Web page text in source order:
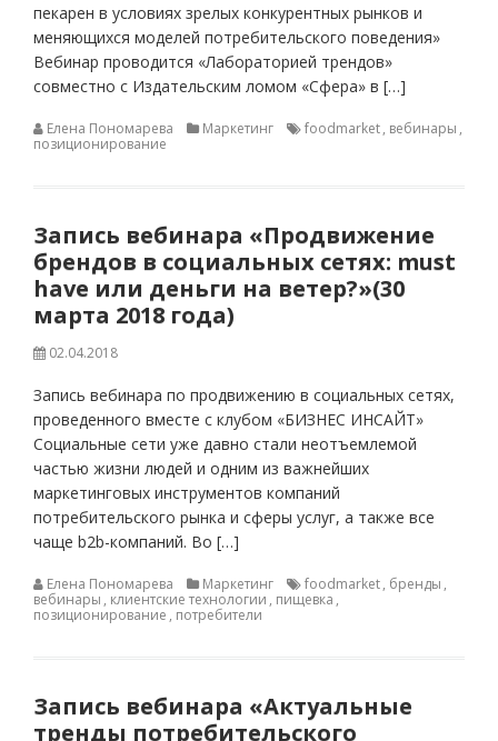
пекарен в условиях зрелых конкурентных рынков и
меняющихся моделей потребительского поведения»
Вебинар проводится «Лабораторией трендов»
совместно с Издательским ломом «Сфера» в […]
Елена Пономарева Маркетинг foodmarket, вебинары ,
позиционирование
Запись вебинара «Продвижение
брендов в социальных сетях: must
have или деньги на ветер?»(30
марта 2018 года)
02.04.2018
Запись вебинара по продвижению в социальных сетях,
проведенного вместе с клубом «БИЗНЕС ИНСАЙТ»
Социальные сети уже давно стали неотъемлемой
частью жизни людей и одним из важнейших
маркетинговых инструментов компаний
потребительского рынка и сферы услуг, а также все
чаще b2b-компаний. Во […]
Елена Пономарева Маркетинг foodmarket, бренды ,
вебинары , клиентские технологии , пищевка ,
позиционирование , потребители
Запись вебинара «Актуальные
тренды потребительского